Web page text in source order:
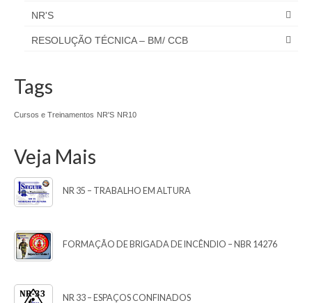
NR'S
RESOLUÇÃO TÉCNICA – BM/ CCB
Tags
Cursos e Treinamentos NR'S NR10
Veja Mais
NR 35 – TRABALHO EM ALTURA
FORMAÇÃO DE BRIGADA DE INCÊNDIO – NBR 14276
NR 33 – ESPAÇOS CONFINADOS